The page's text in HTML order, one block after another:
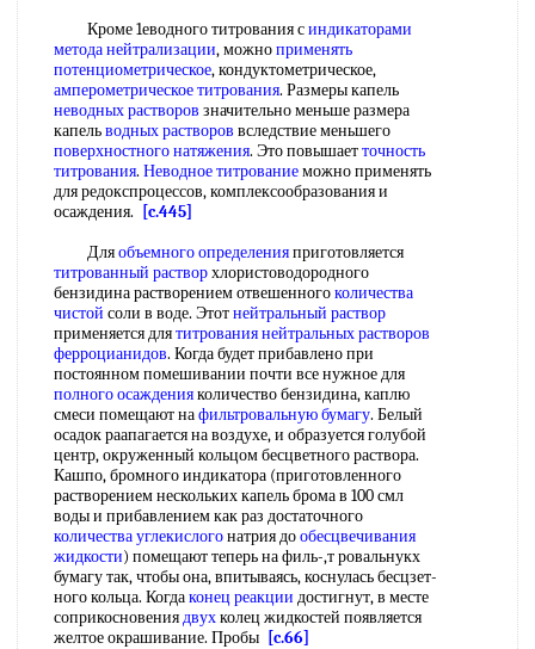
Кроме 1еводного титрования синдикаторами
метода нейтрализации, можноприменять
потенциометрическое, кондуктометрическое,
амперометрическое титрования. Размеры капель
неводных растворов значительно меньше размера
капельводных растворов вследствие меньшего
поверхностного натяжения. Это повышаетточность
титрования. Неводное титрованиеможно применять
для редокспроцессов, комплексообразования и
осаждения.
[c.445]
Дляобъемного определенияприготовляется
титрованный растворхлористоводородного
бензидина растворением отвешенногоколичества
чистой соли в воде. Этотнейтральный раствор
применяется длятитрования нейтральныхрастворов
ферроцианидов. Когда будет прибавлено при
постоянном помешивании почти все нужное для
полного осажденияколичество бензидина, каплю
смеси помещают нафильтровальную бумагу. Белый
осадок раапагается на воздухе, и образуется голубой
центр, окруженный кольцом бесцветного раствора.
Кашпо, бромного индикатора (приготовленного
растворением нескольких капель брома в 100 смл
воды и прибавлением как раз достаточного
количества углекислогонатрия дообесцвечивания
жидкости) помещают теперь на филь-,т ровальнукх
бумагу так, чтобы она, впитываясь, коснулась бесцзет-
ного кольца. Когдаконец реакции достигнут, в месте
соприкосновениядвухколец жидкостей появляется
желтое окрашивание. Пробы [c.66]